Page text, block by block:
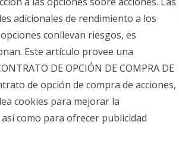
adicionales de rendimiento a los
conllevan riesgos, es
Este artículo provee una
DE OPCIÓN DE COMPRA DE
de opción de compra de acciones,
cookies para mejorar la
como para ofrecer publicidad